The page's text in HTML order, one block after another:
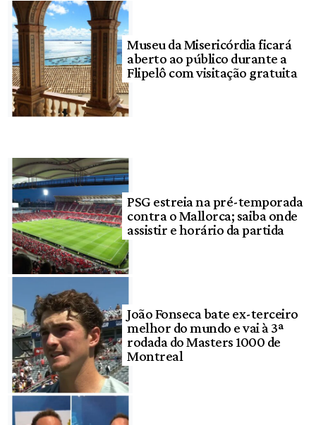
Museu da Misericórdia ficará
aberto ao público durante a
Flipelô com visitação gratuita
PSG estreia na pré-temporada
contra o Mallorca; saiba onde
assistir e horário da partida
João Fonseca bate ex-terceiro
melhor do mundo e vai à 3ª
rodada do Masters 1000 de
Montreal